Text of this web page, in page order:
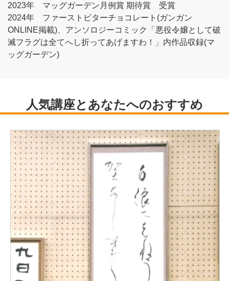
2023年 マッグガーデン月例賞 期待賞 受賞
2024年 ファーストビターチョコレート(ガンガン
ONLINE掲載)、アンソロジーコミック「悪役令嬢として破
滅フラグは全てへし折ってあげますわ！」内作品収録(マ
ッグガーデン)